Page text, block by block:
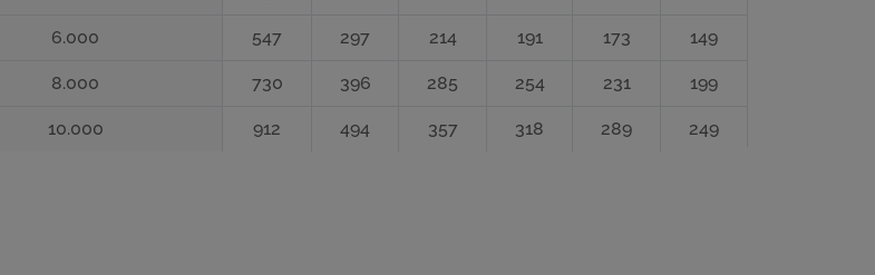
6.000 547 297 214 191 173 149
8.000 730 396 285 254 231 199
10.000 912 494 357 318 289 249